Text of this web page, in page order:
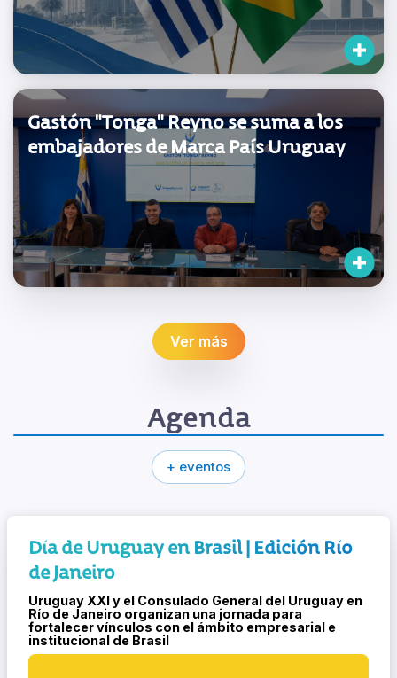
Gastón "Tonga" Reyno se suma a los
embajadores de Marca País Uruguay
Ver más
Agenda
+ eventos
Día de Uruguay en Brasil | Edición Río
de Janeiro
Uruguay XXI y el Consulado General del Uruguay en
Río de Janeiro organizan una jornada para
fortalecer vínculos con el ámbito empresarial e
institucional de Brasil